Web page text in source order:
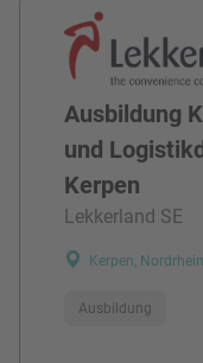
Ausbildung
und
Kerpen
Lekkerland SE
Kerpen,
Ausbildung